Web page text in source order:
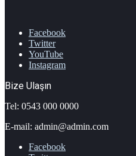
Facebook
Twitter
YouTube
Instagram
Bize Ulaşın
Tel: 0543 000 0000
E-mail: admin@admin.com
Facebook